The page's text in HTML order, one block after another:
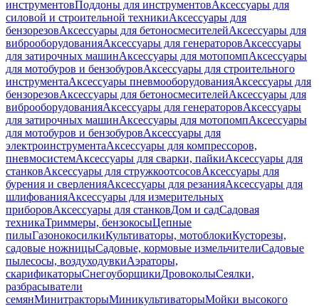
инструментовПоддоны для инструментовАксессуары для
силовой и строительной техникиАксессуары для
бензорезовАксессуары для бетоносмесителейАксессуары для
виброоборудованияАксессуары для генераторовАксессуары
для затирочных машинАксессуары для мотопомпАксессуары
для мотобуров и бензобуровАксессуары для строительного
инструментаАксессуары пневмооборудованияАксессуары для
бензорезовАксессуары для бетоносмесителейАксессуары для
виброоборудованияАксессуары для генераторовАксессуары
для затирочных машинАксессуары для мотопомпАксессуары
для мотобуров и бензобуровАксессуары для
электроинструментаАксессуары для компрессоров,
пневмосистемАксессуары для сварки, пайкиАксессуары для
станковАксессуары для стружкоотсосовАксессуары для
бурения и сверленияАксессуары для резанияАксессуары для
шлифованияАксессуары для измерительных
приборовАксессуары для станковДом и садСадовая
техникаТриммеры, бензокосыЦепные
пилыГазонокосилкиКультиваторы, мотоблокиКусторезы,
садовые ножницыСадовые, кормовые измельчителиСадовые
пылесосы, воздуходувкиАэраторы,
скарификаторыСнегоуборщикиДровоколыСеялки,
разбрасыватели
семянМинитракторыМиникультиваторыМойки высокого